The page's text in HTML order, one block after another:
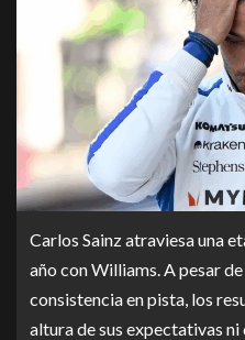
Carlos Sainz atraviesa una
año con Williams. A pesar
consistencia en pista, los
altura de sus expectativas